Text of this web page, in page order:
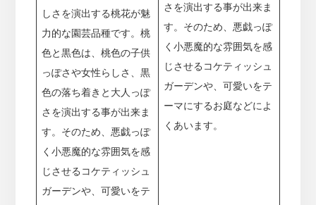
しさを演出する桃花が魅
力的な園芸品種です。桃
色と黒色は、桃色の子供
っぽさや女性らしさ、黒
色の落ち着きと大人っぽ
さを演出する事が出来ま
す。そのため、悪戯っぽ
く小悪魔的な雰囲気を感
じさせるコケティッシュ
ガーデンや、可愛いをテ
さを演出する事が出来ま
す。そのため、悪戯っぽ
く小悪魔的な雰囲気を感
じさせるコケティッシュ
ガーデンや、可愛いをテ
ーマにするお庭などによ
くあいます。